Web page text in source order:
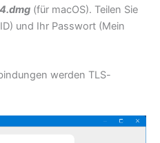
.dmg (für macOS). Teilen Sie
und Ihr Passwort (Mein
werden TLS-